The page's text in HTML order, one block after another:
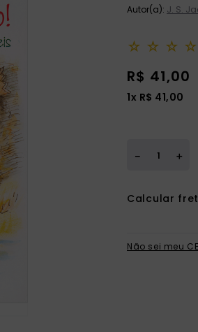
Autor(a): J. S.
☆ ☆ ☆ ☆
R$ 41,00
1x R$ 41,00
＋
－
Não sei meu